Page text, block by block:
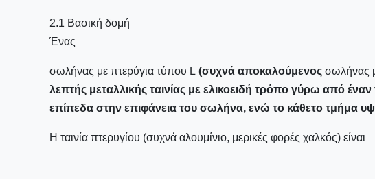
2.1 Βασική δομή
Ένας
σωλήνας με πτερύγια τύπου L (συχνά αποκαλούμενος σωλήνας
λεπτής μεταλλικής ταινίας με ελικοειδή τρόπο γύρω από
επίπεδα στην επιφάνεια του σωλήνα, ενώ το κάθετο τμήμα
Η ταινία πτερυγίου (συχνά αλουμίνιο, μερικές φορές χαλκός) είναι